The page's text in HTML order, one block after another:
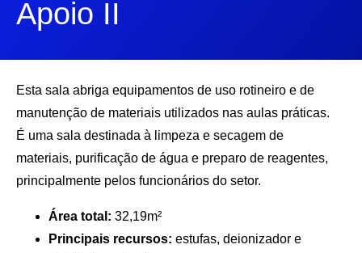
Apoio II
Esta sala abriga equipamentos de uso rotineiro e de
manutenção de materiais utilizados nas aulas práticas.
É uma sala destinada à limpeza e secagem de
materiais, purificação de água e preparo de reagentes,
principalmente pelos funcionários do setor.
Área total: 32,19m²
Principais recursos: estufas, deionizador e